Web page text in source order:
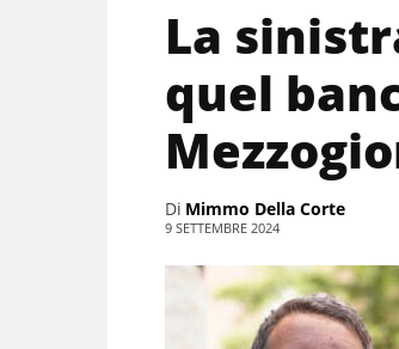
La
quel
Di Mimmo Della Corte
9 SETTEMBRE 2024